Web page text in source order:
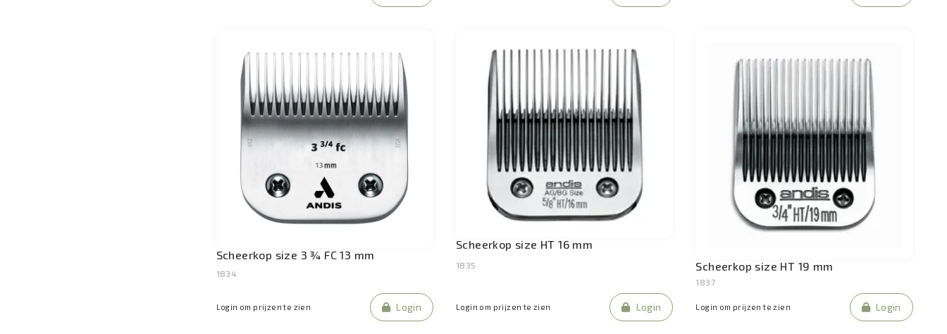
Scheerkop size 3 ¾ FC 13 mm
1834
Login om prijzen te zien Login
Scheerkop size HT 16 mm
1835
Login om prijzen te zien Login
Scheerkop size HT 19 mm
1837
Login om prijzen te zien Login